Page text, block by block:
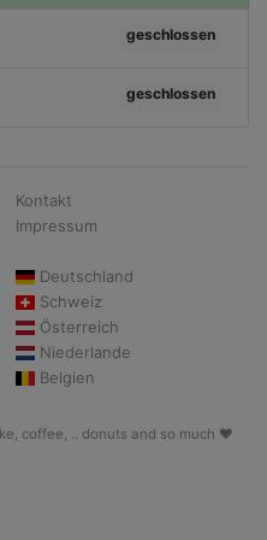
geschlossen
geschlossen
Kontakt
Impressum
Deutschland
Schweiz
Österreich
Niederlande
Belgien
coffee, .. donuts and so much ♥